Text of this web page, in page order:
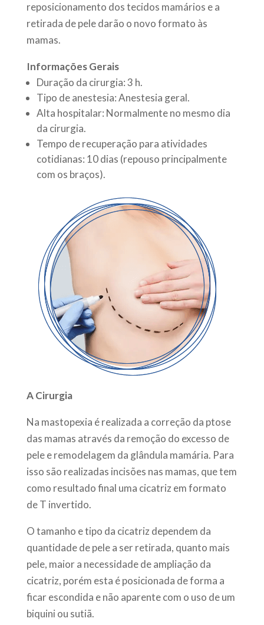
reposicionamento dos tecidos mamários e a
retirada de pele darão o novo formato às
mamas.
Informações Gerais
Duração da cirurgia: 3 h.
Tipo de anestesia: Anestesia geral.
Alta hospitalar: Normalmente no mesmo dia
da cirurgia.
Tempo de recuperação para atividades
cotidianas: 10 dias (repouso principalmente
com os braços).
A Cirurgia
Na mastopexia é realizada a correção da ptose
das mamas através da remoção do excesso de
pele e remodelagem da glândula mamária. Para
isso são realizadas incisões nas mamas, que tem
como resultado final uma cicatriz em formato
de T invertido.
O tamanho e tipo da cicatriz dependem da
quantidade de pele a ser retirada, quanto mais
pele, maior a necessidade de ampliação da
cicatriz, porém esta é posicionada de forma a
ficar escondida e não aparente com o uso de um
biquini ou sutiã.